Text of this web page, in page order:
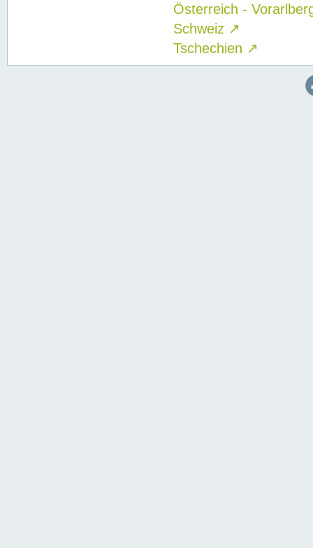
Österreich -
Schweiz ↗
Tschechien ↗